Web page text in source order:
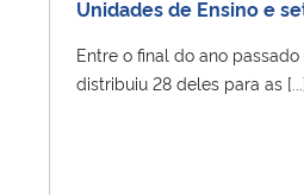
Unidades de Ensino e
Entre o final do ano
distribuiu 28 deles para as